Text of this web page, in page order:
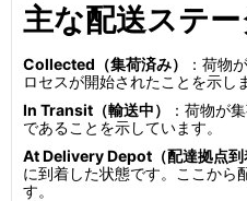
主な配送ステ
Collected（集荷済み）
：荷物
ロセスが開始されたことを示し
In Transit（輸送中）
：荷物が
であることを示しています。
At Delivery Depot（配達拠点到
に到着した状態です。ここから
す。